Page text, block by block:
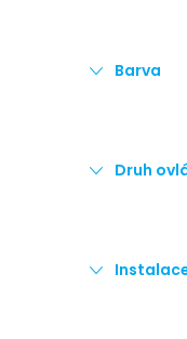
Barva
Druh